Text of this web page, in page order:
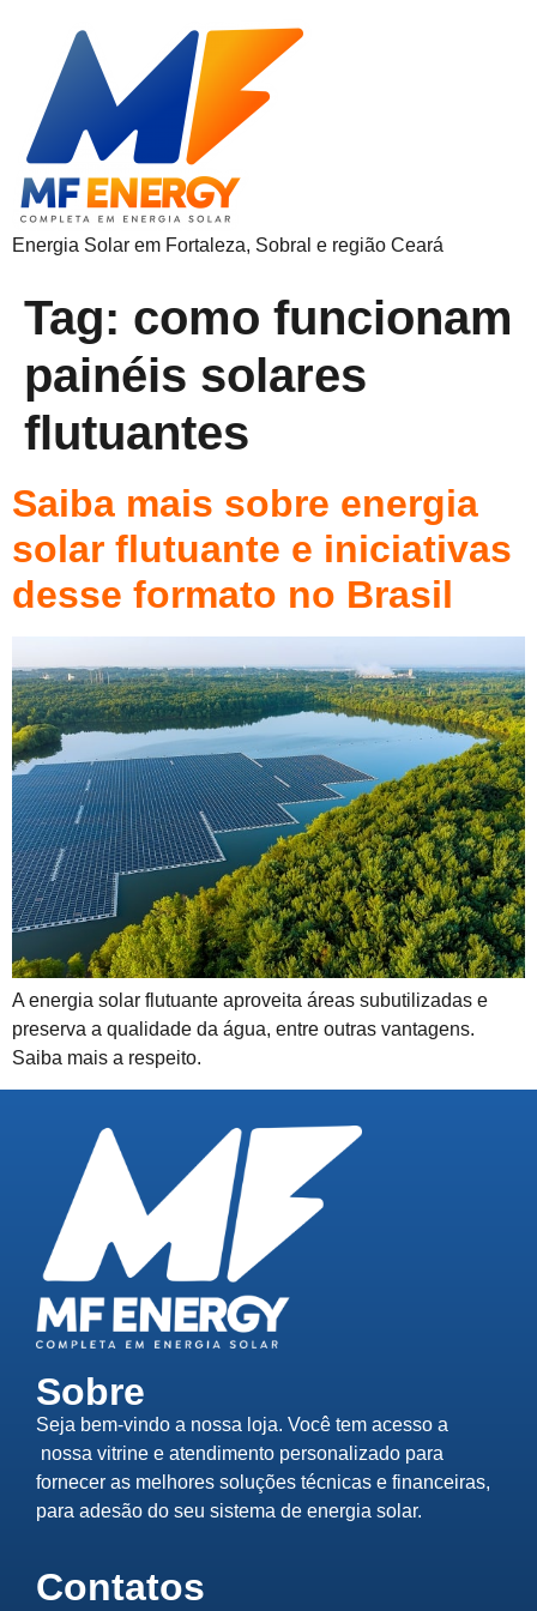
Energia Solar em Fortaleza, Sobral e região Ceará
Tag: como funcionam
painéis solares
flutuantes
Saiba mais sobre energia
solar flutuante e iniciativas
desse formato no Brasil
A energia solar flutuante aproveita áreas subutilizadas e
preserva a qualidade da água, entre outras vantagens.
Saiba mais a respeito.
Sobre
Seja bem-vindo a nossa loja. Você tem acesso a
nossa vitrine e atendimento personalizado para
fornecer as melhores soluções técnicas e financeiras,
para adesão do seu sistema de energia solar.
Contatos